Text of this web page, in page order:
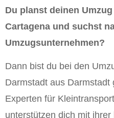
Du planst deinen
Cartagena und suchst
Umzugsunternehmen?
Dann bist du bei den
Darmstadt aus Darmstadt
Experten für
unterstützen dich mit